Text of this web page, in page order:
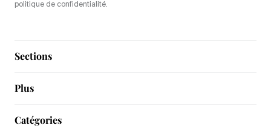
Sections
Plus
politique de confidentialité.
Catégories